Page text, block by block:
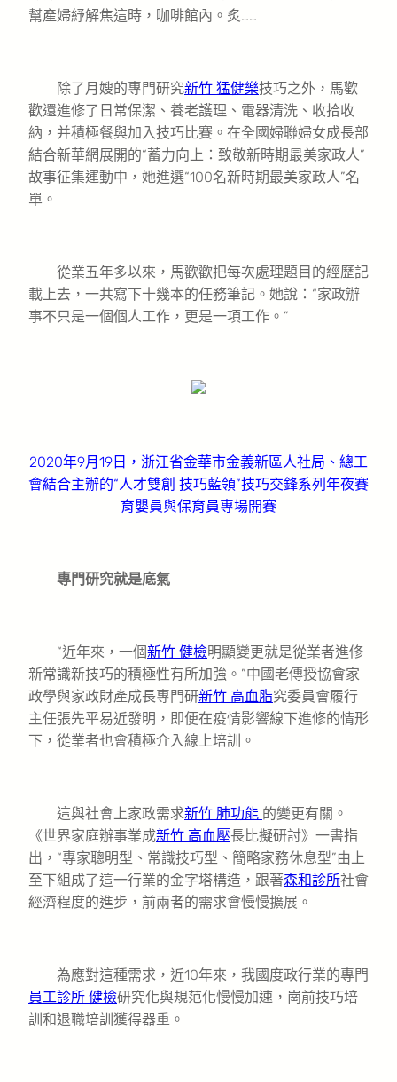
幫產婦紓解焦這時，咖啡館內。炙……
除了月嫂的專門研究新竹 猛健樂技巧之外，馬歡
歡還進修了日常保潔、養老護理、電器清洗、收拾收
納，并積極餐與加入技巧比賽。在全國婦聯婦女成長部
結合新華網展開的“蓄力向上：致敬新時期最美家政人”
故事征集運動中，她進選“100名新時期最美家政人”名
單。
從業五年多以來，馬歡歡把每次處理題目的經歷記
載上去，一共寫下十幾本的任務筆記。她說：“家政辦
事不只是一個個人工作，更是一項工作。”
2020年9月19日，浙江省金華市金義新區人社局、總工
會結合主辦的“人才雙創 技巧藍領”技巧交鋒系列年夜賽
育嬰員與保育員專場開賽
專門研究就是底氣
“近年來，一個新竹 健檢明顯變更就是從業者進修
新常識新技巧的積極性有所加強。”中國老傳授協會家
政學與家政財產成長專門研新竹 高血脂究委員會履行
主任張先平易近發明，即便在疫情影響線下進修的情形
下，從業者也會積極介入線上培訓。
這與社會上家政需求新竹 肺功能 的變更有關。
《世界家庭辦事業成新竹 高血壓長比擬研討》一書指
出，“專家聰明型、常識技巧型、簡略家務休息型”由上
至下組成了這一行業的金字塔構造，跟著森和診所社會
經濟程度的進步，前兩者的需求會慢慢擴展。
為應對這種需求，近10年來，我國度政行業的專門
員工診所 健檢研究化與規范化慢慢加速，崗前技巧培
訓和退職培訓獲得器重。